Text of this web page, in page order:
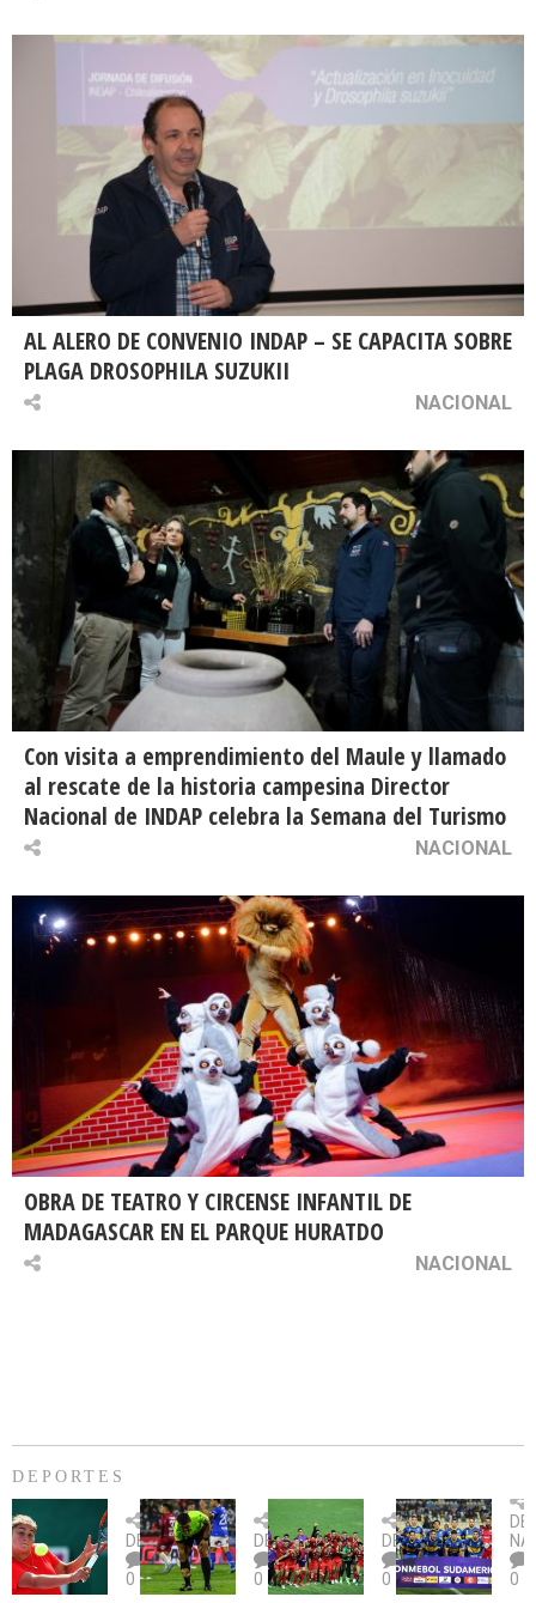
AL ALERO DE CONVENIO INDAP – SE CAPACITA SOBRE
PLAGA DROSOPHILA SUZUKII
NACIONAL
Con visita a emprendimiento del Maule y llamado
al rescate de la historia campesina Director
Nacional de INDAP celebra la Semana del Turismo
NACIONAL
OBRA DE TEATRO Y CIRCENSE INFANTIL DE
MADAGASCAR EN EL PARQUE HURATDO
NACIONAL
DEPORTES
Billie
Jean
King
Cup:
DEPORTES
0
U.
Católica
fue
citada
DEPORTES
0
Copa
Sudamericana:
U.
La
DEPORTES
0
un
0